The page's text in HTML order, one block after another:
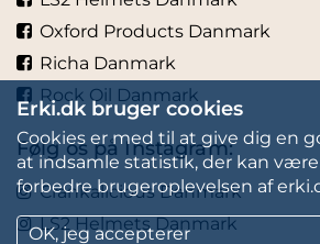
Oxford Products Danmark
Richa Danmark
Rock Oil Danmark
Følg os på Instagram:
Crankalicious Danmark
LS2 Helmets Danmark
Erki.dk bruger cookies
Cookies er med til at give dig en
at indsamle statistik, der kan
forbedre brugeroplevelsen af
OK, jeg accepterer